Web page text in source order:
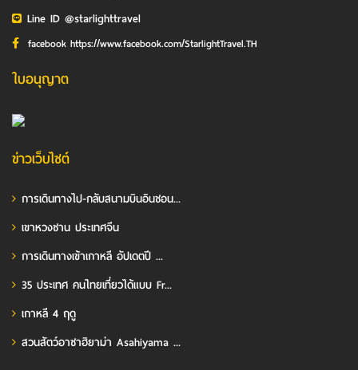
Line ID @starlighttravel
facebook https://www.facebook.com/StarlightTravel.TH
ใบอนุญาต
ข่าวเว็บไซต์
การเดินทางไป-กลับสนามบินอินชอน...
เขาหวงซาน ประเทศจีน
การเดินทางเข้าเกาหลี อัปเดตปี ...
35 ประเทศ คนไทยเที่ยวได้แบบ Fr...
เกาหลี 4 ฤดู
สวนสัตว์อาซาฮิยาม่า Asahiyama ...